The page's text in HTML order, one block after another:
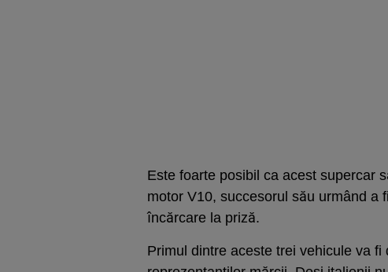
Este foarte posibil ca acest supercar
motor V10, succesorul său urmând a
încărcare la priză.
Primul dintre aceste trei vehicule va